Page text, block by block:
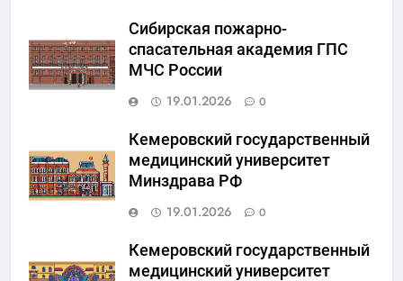
Сибирская пожарно-
спасательная академия ГПС
МЧС России
19.01.2026
0
Кемеровский государственный
медицинский университет
Минздрава РФ
19.01.2026
0
Кемеровский государственный
медицинский университет